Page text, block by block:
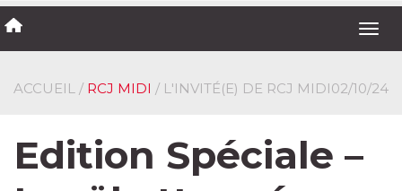
ACCUEIL / RCJ MIDI / L'INVITÉ(E) DE RCJ MIDI02/10/24
Edition Spéciale –